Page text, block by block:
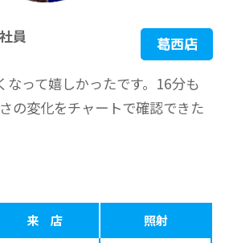
員 葛西店
なって嬉しかったです。16分も
の変化をチャートで確認できた
来 店
照射